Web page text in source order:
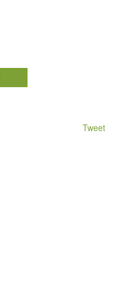
Tweet